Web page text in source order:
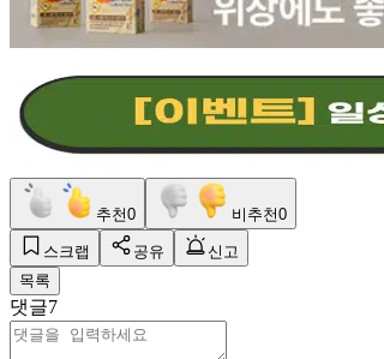
추천0 비추천0
스크랩 공유
신고
목록
댓글7